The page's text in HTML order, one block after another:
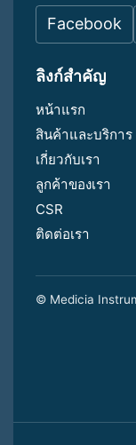
Facebook
ลิงก์สำคัญ
หน้าแรก
สินค้าและบริการ
เกี่ยวกับเรา
ลูกค้าของเรา
CSR
ติดต่อเรา
© Medicia